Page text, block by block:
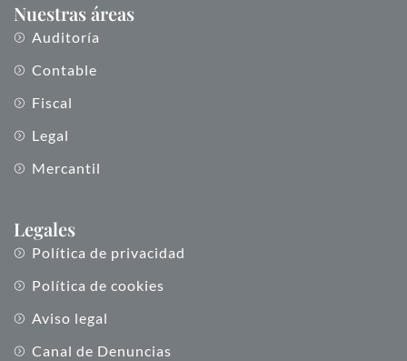
Nuestras áreas
Auditoría
Contable
Fiscal
Legal
Mercantil
Legales
Política de privacidad
Política de cookies
Aviso legal
Canal de Denuncias